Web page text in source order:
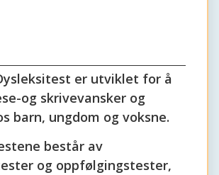
er utviklet for å
og skrivevansker og
barn, ungdom og voksne.
består av
og oppfølgingstester,